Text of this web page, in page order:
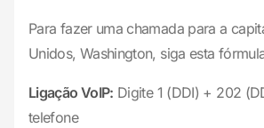
Para fazer uma chamada para a
Unidos, Washington, siga esta
Ligação VoIP: Digite 1 (DDI) + 202
telefone